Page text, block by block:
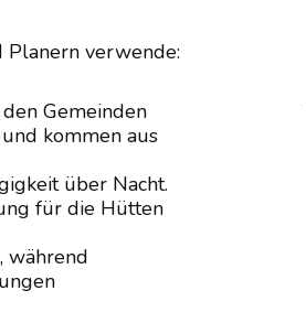
Planern verwende:
Gemeinden
kommen aus
über Nacht.
für die Hütten
während